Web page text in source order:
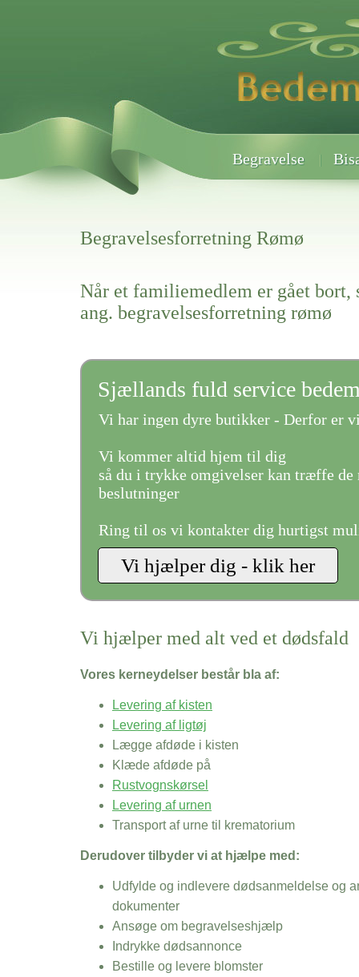
Begravelse
Begravelsesforretning Rømø
Når et familiemedlem er gået bort,
ang. begravelsesforretning rømø
Sjællands fuld service
Vi har ingen dyre butikker - Derfor er
Vi kommer altid hjem til dig
så du i trykke omgivelser kan træffe de
beslutninger
Ring til os vi kontakter dig hurtigst
Vi hjælper med alt ved et dødsfald
Vores kerneydelser består bla af:
Levering af kisten
Levering af ligtøj
Lægge afdøde i kisten
Klæde afdøde på
Rustvognskørsel
Levering af urnen
Transport af urne til krematorium
Derudover tilbyder vi at hjælpe med:
Udfylde og indlevere dødsanmeldelse og
dokumenter
Ansøge om begravelseshjælp
Indrykke dødsannonce
Bestille og levere blomster